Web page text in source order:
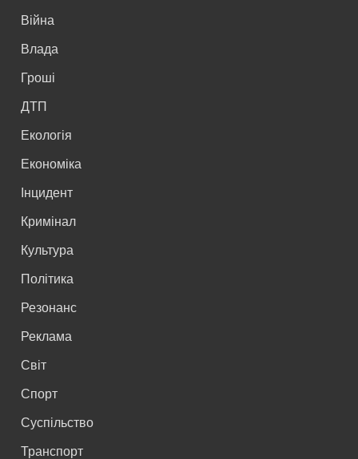
Війна
Влада
Гроші
ДТП
Екологія
Економіка
Інцидент
Кримінал
Культура
Політика
Резонанс
Реклама
Світ
Спорт
Суспільство
Транспорт